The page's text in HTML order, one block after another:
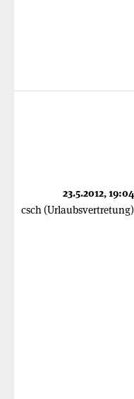
23.5.2012, 19:04
csch (Urlaubsvertretung)